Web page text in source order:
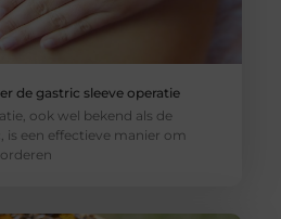
de gastric sleeve operatie
ook wel bekend als de
is een effectieve manier om